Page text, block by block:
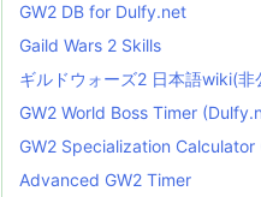
GW2 DB for Dulfy.net
Gaild Wars 2 Skills
ギルドウォーズ2 日本語wiki(非
GW2 World Boss Timer
GW2 Specialization Calculator
Advanced GW2 Timer